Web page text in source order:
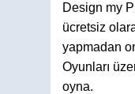
Design my
ücretsiz
yapmadan
Oyunları
oyna.